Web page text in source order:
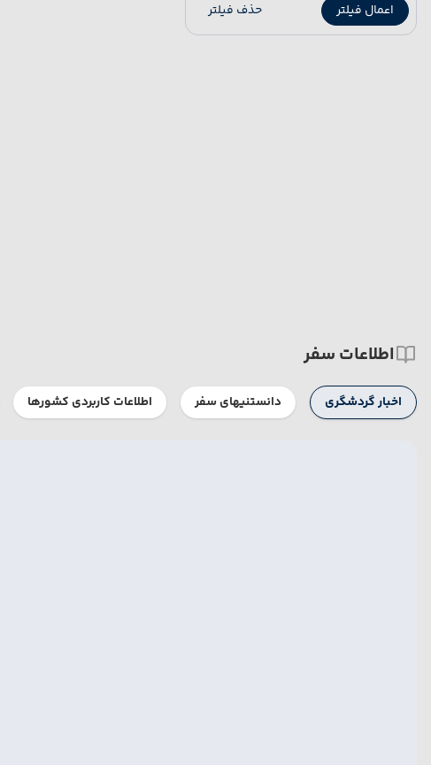
اعمال فیلتر حذف فیلتر
اطلاعات سفر
اخبار گردشگری دانستنیهای سفر اطلاعات کاربردی کشورها